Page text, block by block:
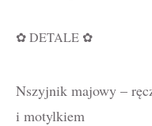
✿ DETALE ✿
Nszyjnik majowy –
i motylkiem